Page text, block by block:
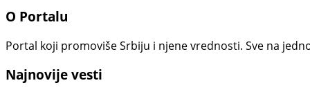
O Portalu
Portal koji promoviše Srbiju i njene vrednosti. Sve na
Najnovije vesti